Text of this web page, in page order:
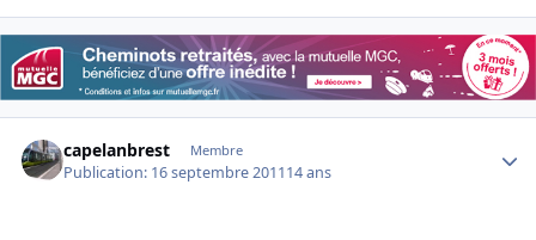
capelanbrest Membre
Publication: 16 septembre 201114 ans